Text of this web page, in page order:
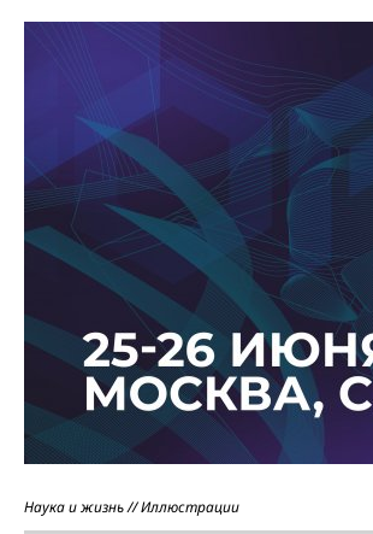
Наука и жизнь // Иллюстрации